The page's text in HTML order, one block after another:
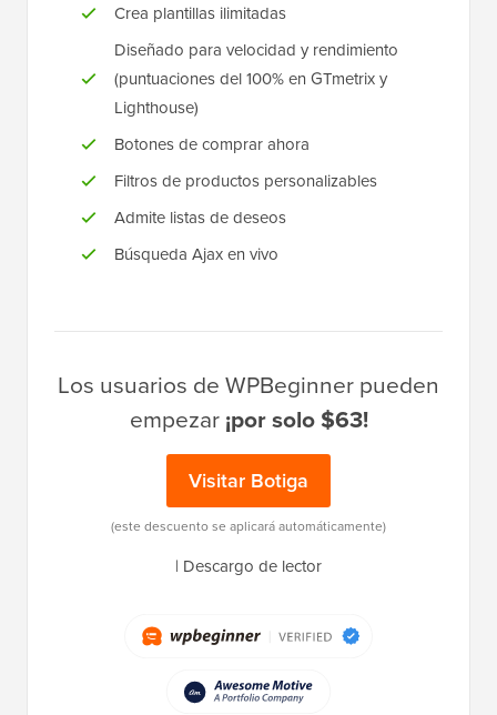
Crea plantillas ilimitadas
Diseñado para velocidad y rendimiento
(puntuaciones del 100% en GTmetrix y
Lighthouse)
Botones de comprar ahora
Filtros de productos personalizables
Admite listas de deseos
Búsqueda Ajax en vivo
Los usuarios de WPBeginner pueden
empezar ¡por solo $63!
Visitar Botiga
(este descuento se aplicará automáticamente)
| Descargo de lector